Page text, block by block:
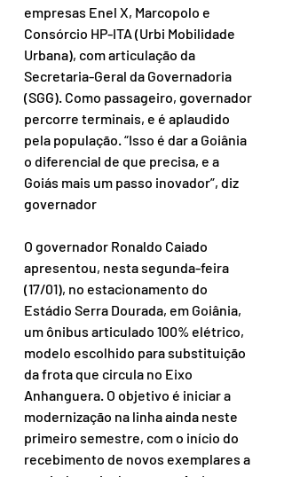
empresas Enel X, Marcopolo e
Consórcio HP-ITA (Urbi Mobilidade
Urbana), com articulação da
Secretaria-Geral da Governadoria
(SGG). Como passageiro, governador
percorre terminais, e é aplaudido
pela população. “Isso é dar a Goiânia
o diferencial de que precisa, e a
Goiás mais um passo inovador”, diz
governador
O governador Ronaldo Caiado
apresentou, nesta segunda-feira
(17/01), no estacionamento do
Estádio Serra Dourada, em Goiânia,
um ônibus articulado 100% elétrico,
modelo escolhido para substituição
da frota que circula no Eixo
Anhanguera. O objetivo é iniciar a
modernização na linha ainda neste
primeiro semestre, com o início do
recebimento de novos exemplares a